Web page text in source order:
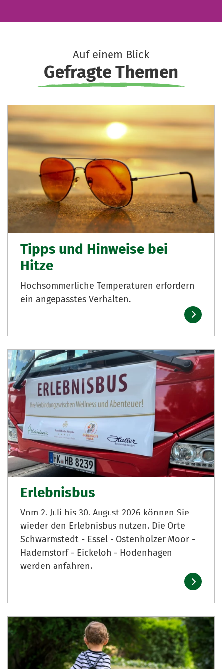
Auf einem Blick
Gefragte Themen
Tipps und Hinweise bei
Hitze
Hochsommerliche Temperaturen erfordern
ein angepasstes Verhalten.
Erlebnisbus
Vom 2. Juli bis 30. August 2026 können Sie
wieder den Erlebnisbus nutzen. Die Orte
Schwarmstedt - Essel - Ostenholzer Moor -
Hademstorf - Eickeloh - Hodenhagen
werden anfahren.